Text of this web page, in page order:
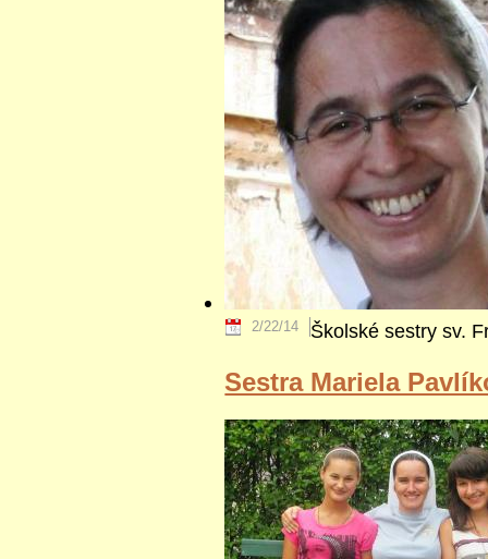
Školské sestry sv.
2/22/14
Sestra Mariela